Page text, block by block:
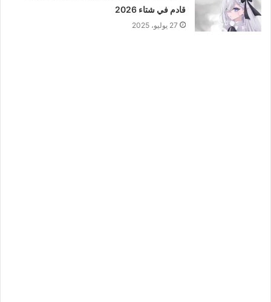
قادم في شتاء 2026
27 يوليو، 2025